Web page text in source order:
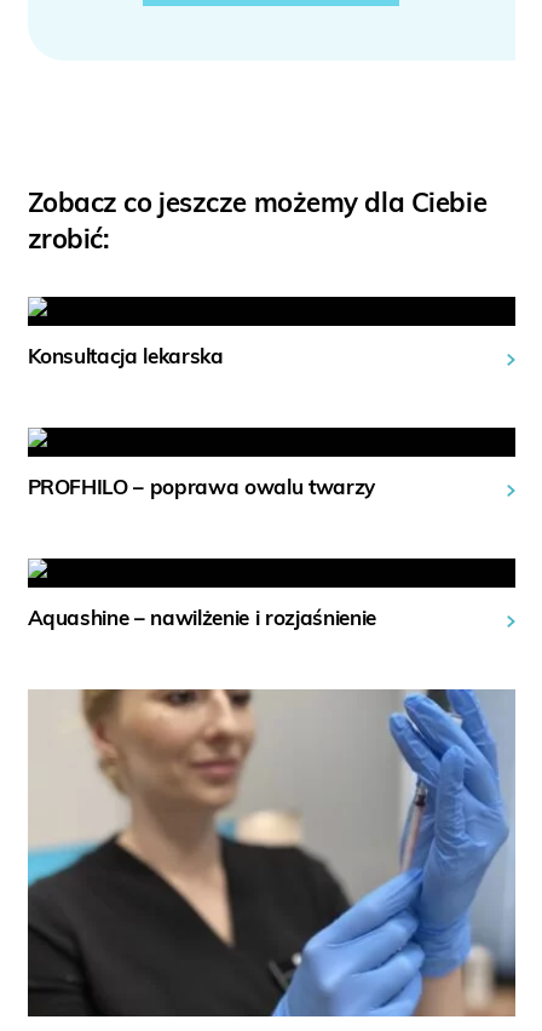
Zobacz co jeszcze możemy dla Ciebie
zrobić:
Konsultacja lekarska
PROFHILO – poprawa owalu twarzy
Aquashine – nawilżenie i rozjaśnienie